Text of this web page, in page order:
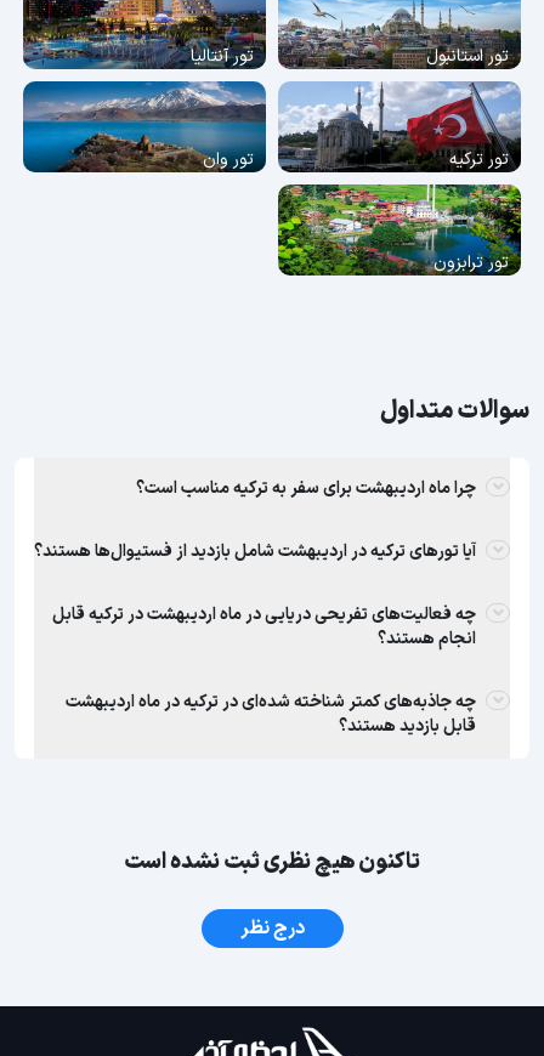
تور استانبول تور آنتالیا
تور ترکیه تور وان
تور ترابزون
سوالات متداول
چرا ماه اردیبهشت برای سفر به ترکیه مناسب است؟
آیا تورهای ترکیه در اردیبهشت شامل بازدید از فستیوال‌ها هستند؟
چه فعالیت‌های تفریحی دریایی در ماه اردیبهشت در ترکیه قابل
انجام هستند؟
چه جاذبه‌های کمتر شناخته شده‌ای در ترکیه در ماه اردیبهشت
قابل بازدید هستند؟
تاکنون هیچ نظری ثبت نشده است
درج نظر